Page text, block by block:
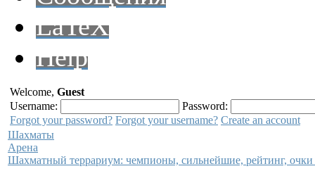
LaTeX
Help
Welcome, Guest
Username:
Password:
Forgot your password? Forgot your username? Create an account
Шахматы
Арена
Шахматный террариум: чемпионы, сильнейшие, рейтинг, очки